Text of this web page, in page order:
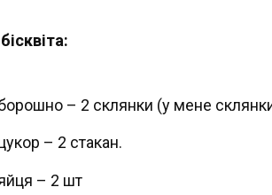
– 2 склянки (у мене
– 2 стакан.
– 2 шт